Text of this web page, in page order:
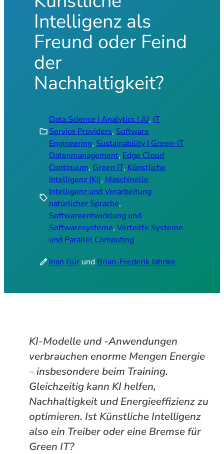
Intelligenz als
Freund oder Feind
der
Nachhaltigkeit?
folder
Data Science I Analytics I AI, IT
Service Providers, Software
Engineering, Sustainability I Green-IT
sell
Datenmanagement, Edge Cloud
Continuum, Green IT, Künstliche
Intelligenz (KI), Maschinelle
Intelligenz und Verarbeitung
natürlicher Sprache
Softwareentwicklung und
Softwaresysteme, Verteilte Systeme
und Parallel Computing
edit Inan Gür und Brian-Frederik Jahnke
KI-Modelle und -Anwendungen
verbrauchen enorme Mengen Energie
– insbesondere beim Training.
Gleichzeitig kann KI helfen,
Nachhaltigkeit und Energieeffizienz zu
optimieren. Ist Künstliche Intelligenz
also ein Treiber oder eine Bremse für
Green IT?